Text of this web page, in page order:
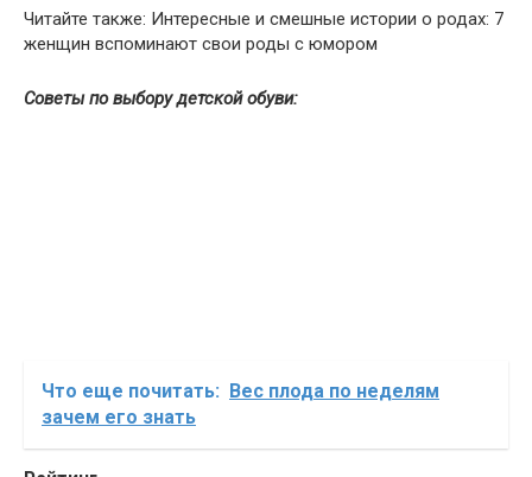
Читайте также: Интересные и смешные истории о родах: 7
женщин вспоминают свои роды с юмором
Советы по выбору детской обуви:
Что еще почитать: Вес плода по неделям
зачем его знать